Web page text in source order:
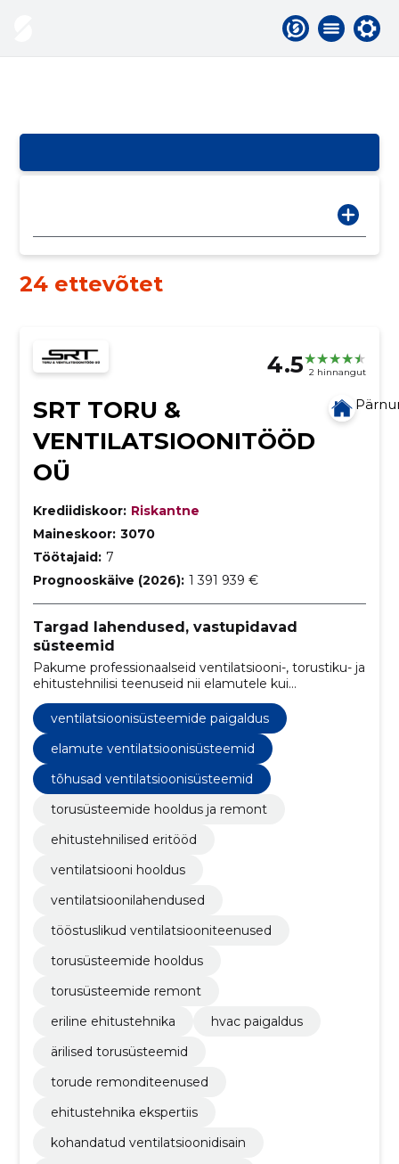
24 ettevõtet
4.5 2 hinnangut
SRT TORU &
VENTILATSIOONITÖÖD
OÜ
Krediidiskoor: Riskantne
Maineskoor: 3070
Töötajaid: 7
Prognooskäive (2026): 1 391 939 €
Targad lahendused, vastupidavad
süsteemid
Pakume professionaalseid ventilatsiooni-, torustiku- ja
ehitustehnilisi teenuseid nii elamutele kui
äriklientidele.
ventilatsioonisüsteemide paigaldus
elamute ventilatsioonisüsteemid
tõhusad ventilatsioonisüsteemid
torusüsteemide hooldus ja remont
ehitustehnilised eritööd
ventilatsiooni hooldus
ventilatsioonilahendused
tööstuslikud ventilatsiooniteenused
torusüsteemide hooldus
torusüsteemide remont
eriline ehitustehnika
hvac paigaldus
ärilised torusüsteemid
torude remonditeenused
ehitustehnika ekspertiis
kohandatud ventilatsioonidisain